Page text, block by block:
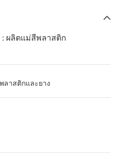
: ผลิตแม่สีพลาสติก
พลาสติกและยาง